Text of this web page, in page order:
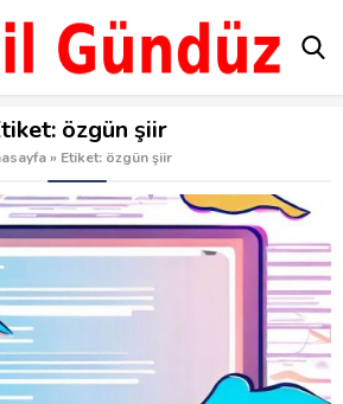
özgün şiir
» Etiket: özgün şiir